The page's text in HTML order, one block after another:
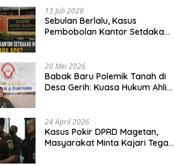
13 Juli 2026
Sebulan Berlalu, Kasus
Pembobolan Kantor Setdakab
20 Mei 2026
Babak Baru Polemik Tanah di
Desa Gerih: Kuasa Hukum Ahli
24 April 2026
Kasus Pokir DPRD Magetan,
Masyarakat Minta Kajari Tegak